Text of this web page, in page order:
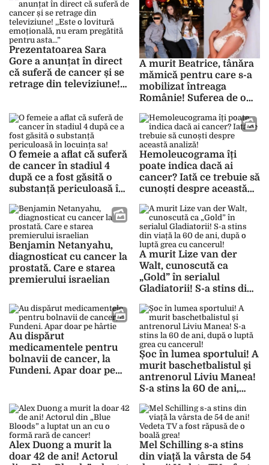
Prezentatoarea Sara
Gore a anunțat în direct
că suferă de cancer și se
retrage din televiziune!
pregătită pentru asta…”
A murit Beatrice, tânăra
mămică pentru care s-a
mobilizat întreaga
Românie! Suferea de o
O femeie a aflat că suferă
de cancer în stadiul 4
după ce a fost găsită o
substanță periculoasă în
Hemoleucograma îți
poate indica dacă ai
cancer? Iată ce trebuie să
cunoști despre această
Benjamin Netanyahu,
diagnosticat cu cancer la
prostată. Care e starea
premierului israelian
A murit Lize van der
Walt, cunoscută ca
„Gold” în serialul
Gladiatorii! S-a stins din
luptă grea cu cancerul!
Au dispărut
medicamentele pentru
bolnavii de cancer, la
Fundeni. Apar doar pe
Șoc în lumea sportului! A
murit baschetbalistul și
antrenorul Liviu Manea!
S-a stins la 60 de ani,
cancerul!
Alex Duong a murit la
doar 42 de ani! Actorul
Mel Schilling s-a stins
din viață la vârsta de 54